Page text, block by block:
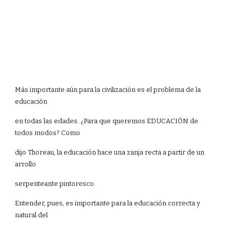
Más importante aún para la civilización es el problema de la
educación
en todas las edades. ¿Para que queremos EDUCACIÓN de
todos modos? Como
dijo Thoreau, la educación hace una zanja recta a partir de un
arrollo
serpenteante pintoresco.
Entender, pues, es importante para la educación correcta y
natural del